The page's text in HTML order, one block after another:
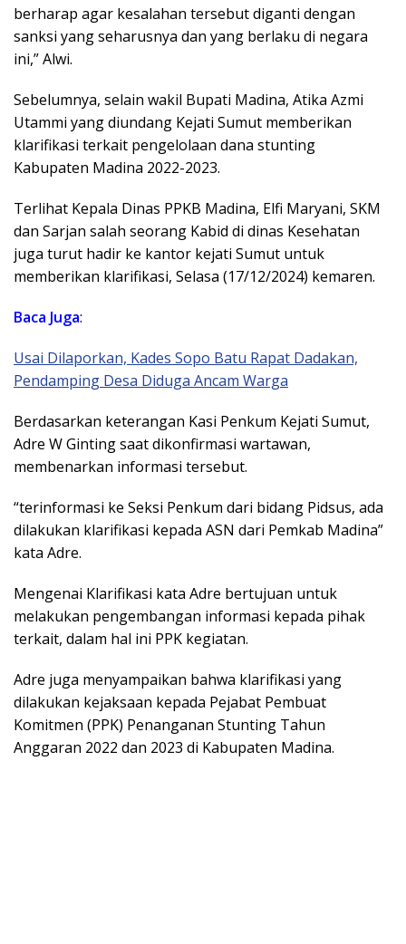
berharap agar kesalahan tersebut diganti dengan
sanksi yang seharusnya dan yang berlaku di negara
ini,” Alwi.
Sebelumnya, selain wakil Bupati Madina, Atika Azmi
Utammi yang diundang Kejati Sumut memberikan
klarifikasi terkait pengelolaan dana stunting
Kabupaten Madina 2022-2023.
Terlihat Kepala Dinas PPKB Madina, Elfi Maryani, SKM
dan Sarjan salah seorang Kabid di dinas Kesehatan
juga turut hadir ke kantor kejati Sumut untuk
memberikan klarifikasi, Selasa (17/12/2024) kemaren.
Baca Juga:
Usai Dilaporkan, Kades Sopo Batu Rapat Dadakan,
Pendamping Desa Diduga Ancam Warga
Berdasarkan keterangan Kasi Penkum Kejati Sumut,
Adre W Ginting saat dikonfirmasi wartawan,
membenarkan informasi tersebut.
“terinformasi ke Seksi Penkum dari bidang Pidsus, ada
dilakukan klarifikasi kepada ASN dari Pemkab Madina”
kata Adre.
Mengenai Klarifikasi kata Adre bertujuan untuk
melakukan pengembangan informasi kepada pihak
terkait, dalam hal ini PPK kegiatan.
Adre juga menyampaikan bahwa klarifikasi yang
dilakukan kejaksaan kepada Pejabat Pembuat
Komitmen (PPK) Penanganan Stunting Tahun
Anggaran 2022 dan 2023 di Kabupaten Madina.